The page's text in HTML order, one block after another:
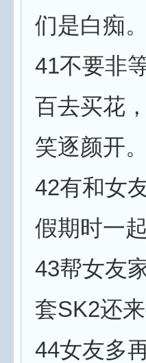
们是白痴。
41不要非
百去买花
笑逐颜开。
42有和女
假期时一
43帮女友
套SK2还来
44女友多